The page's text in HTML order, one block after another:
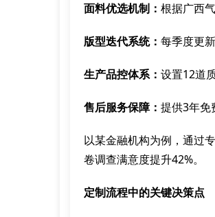
面料优选机制： 根据广西
版型迭代系统： 每季度更
生产品控体系： 设置12道
售后服务保障： 提供3年免
以某金融机构为例，通过
卷调查满意度提升42%。
定制流程中的关键决策点